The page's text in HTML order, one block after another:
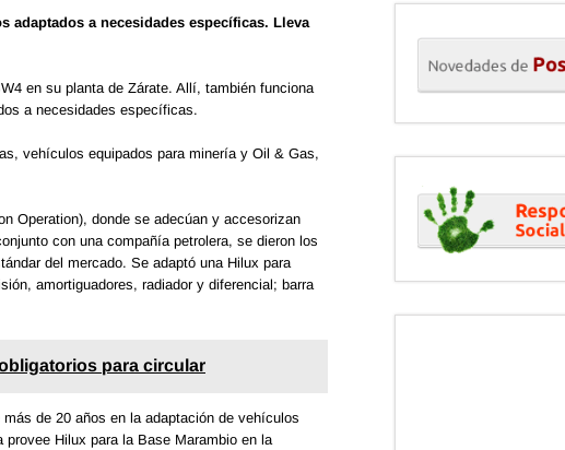
adaptados a necesidades específicas. Lleva
en su planta de Zárate. Allí, también funciona
a necesidades específicas.
vehículos equipados para minería y Oil & Gas,
Operation), donde se adecúan y accesorizan
con una compañía petrolera, se dieron los
del mercado. Se adaptó una Hilux para
amortiguadores, radiador y diferencial; barra
para circular
de 20 años en la adaptación de vehículos
Hilux para la Base Marambio en la